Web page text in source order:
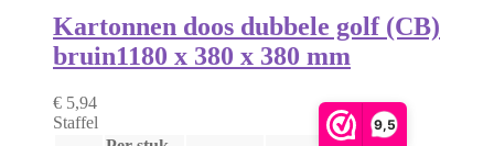
9,5
Kartonnen doos dubbele golf (CB)
bruin1180 x 380 x 380 mm
€ 5,94
Staffel